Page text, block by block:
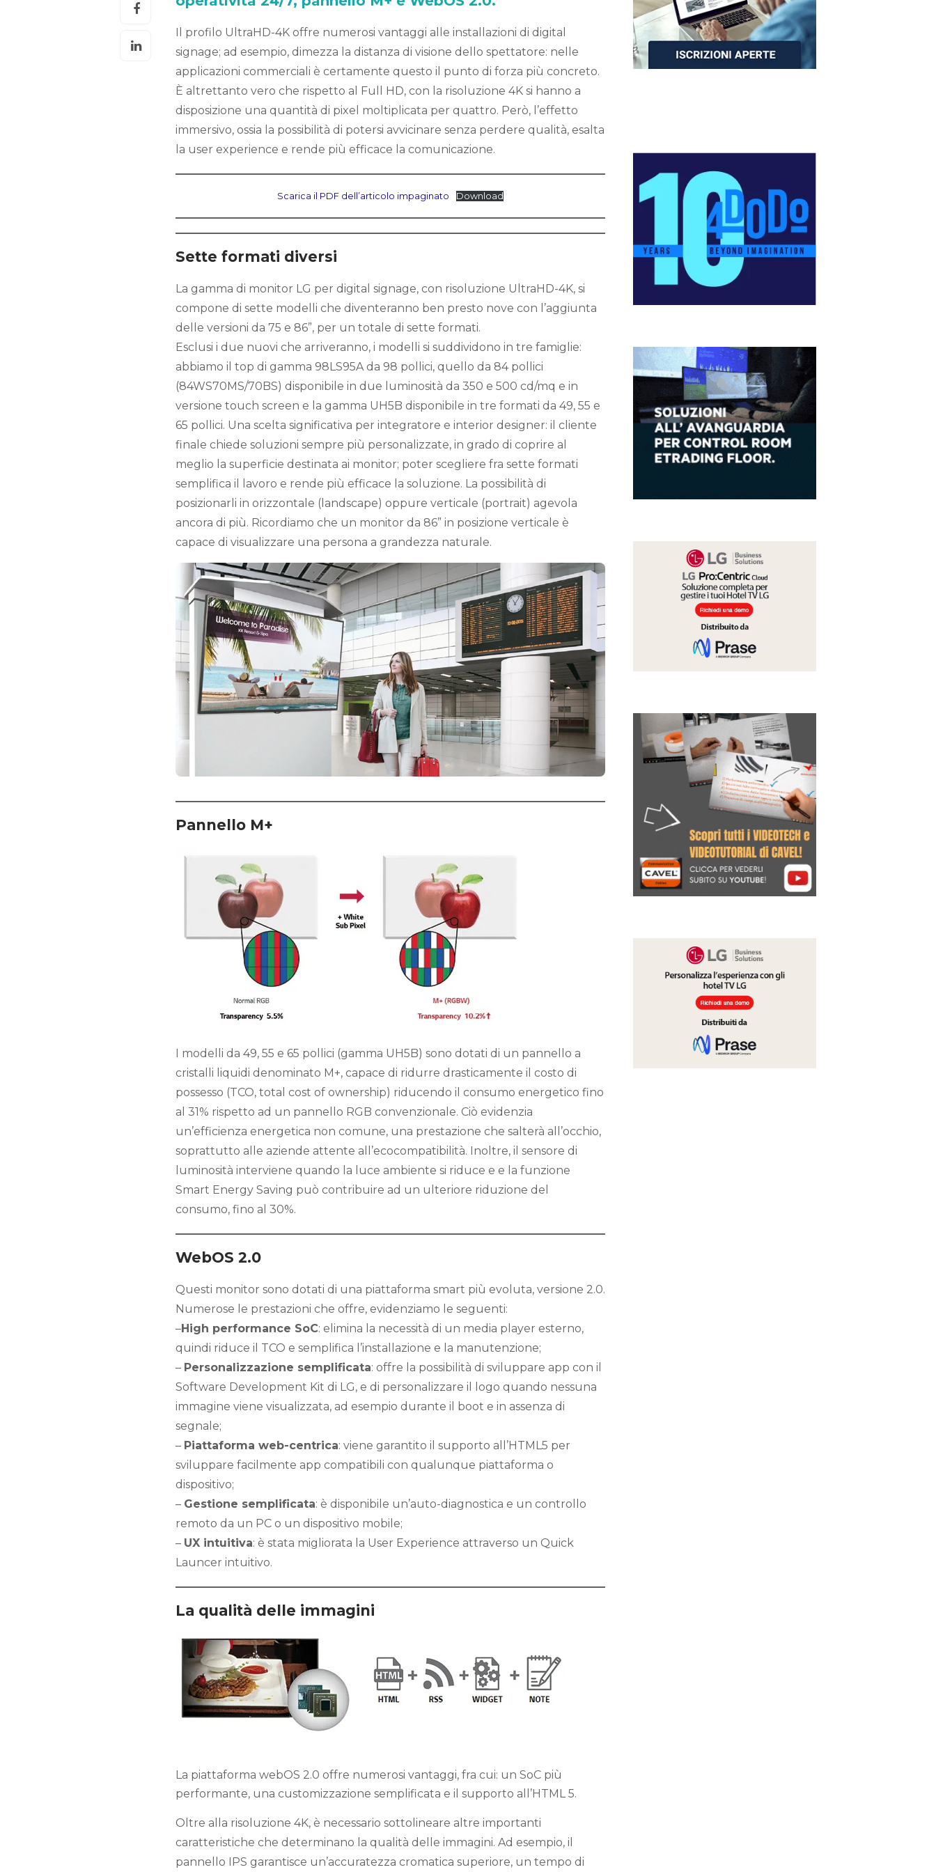
Il profilo UltraHD-4K offre numerosi vantaggi alle installazioni di digital
signage; ad esempio, dimezza la distanza di visione dello spettatore: nelle
applicazioni commerciali è certamente questo il punto di forza più concreto.
È altrettanto vero che rispetto al Full HD, con la risoluzione 4K si hanno a
disposizione una quantità di pixel moltiplicata per quattro. Però, l’effetto
immersivo, ossia la possibilità di potersi avvicinare senza perdere qualità, esalta
la user experience e rende più efficace la comunicazione.
Scarica il PDF dell’articolo impaginato Download
Sette formati diversi
La gamma di monitor LG per digital signage, con risoluzione UltraHD-4K, si
compone di sette modelli che diventeranno ben presto nove con l’aggiunta
delle versioni da 75 e 86”, per un totale di sette formati.
Esclusi i due nuovi che arriveranno, i modelli si suddividono in tre famiglie:
abbiamo il top di gamma 98LS95A da 98 pollici, quello da 84 pollici
(84WS70MS/70BS) disponibile in due luminosità da 350 e 500 cd/mq e in
versione touch screen e la gamma UH5B disponibile in tre formati da 49, 55 e
65 pollici. Una scelta significativa per integratore e interior designer: il cliente
finale chiede soluzioni sempre più personalizzate, in grado di coprire al
meglio la superficie destinata ai monitor; poter scegliere fra sette formati
semplifica il lavoro e rende più efficace la soluzione. La possibilità di
posizionarli in orizzontale (landscape) oppure verticale (portrait) agevola
ancora di più. Ricordiamo che un monitor da 86” in posizione verticale è
capace di visualizzare una persona a grandezza naturale.
Pannello M+
I modelli da 49, 55 e 65 pollici (gamma UH5B) sono dotati di un pannello a
cristalli liquidi denominato M+, capace di ridurre drasticamente il costo di
possesso (TCO, total cost of ownership) riducendo il consumo energetico fino
al 31% rispetto ad un pannello RGB convenzionale. Ciò evidenzia
un’efficienza energetica non comune, una prestazione che salterà all’occhio,
soprattutto alle aziende attente all’ecocompatibilità. Inoltre, il sensore di
luminosità interviene quando la luce ambiente si riduce e e la funzione
Smart Energy Saving può contribuire ad un ulteriore riduzione del
consumo, fino al 30%.
WebOS 2.0
Questi monitor sono dotati di una piattaforma smart più evoluta, versione 2.0.
Numerose le prestazioni che offre, evidenziamo le seguenti:
–High performance SoC: elimina la necessità di un media player esterno,
quindi riduce il TCO e semplifica l’installazione e la manutenzione;
– Personalizzazione semplificata: offre la possibilità di sviluppare app con il
Software Development Kit di LG, e di personalizzare il logo quando nessuna
immagine viene visualizzata, ad esempio durante il boot e in assenza di
segnale;
– Piattaforma web-centrica: viene garantito il supporto all’HTML5 per
sviluppare facilmente app compatibili con qualunque piattaforma o
dispositivo;
– Gestione semplificata: è disponibile un’auto-diagnostica e un controllo
remoto da un PC o un dispositivo mobile;
– UX intuitiva: è stata migliorata la User Experience attraverso un Quick
Launcer intuitivo.
La qualità delle immagini
La piattaforma webOS 2.0 offre numerosi vantaggi, fra cui: un SoC più
performante, una customizzazione semplificata e il supporto all’HTML 5.
Oltre alla risoluzione 4K, è necessario sottolineare altre importanti
caratteristiche che determinano la qualità delle immagini. Ad esempio, il
pannello IPS garantisce un’accuratezza cromatica superiore, un tempo di